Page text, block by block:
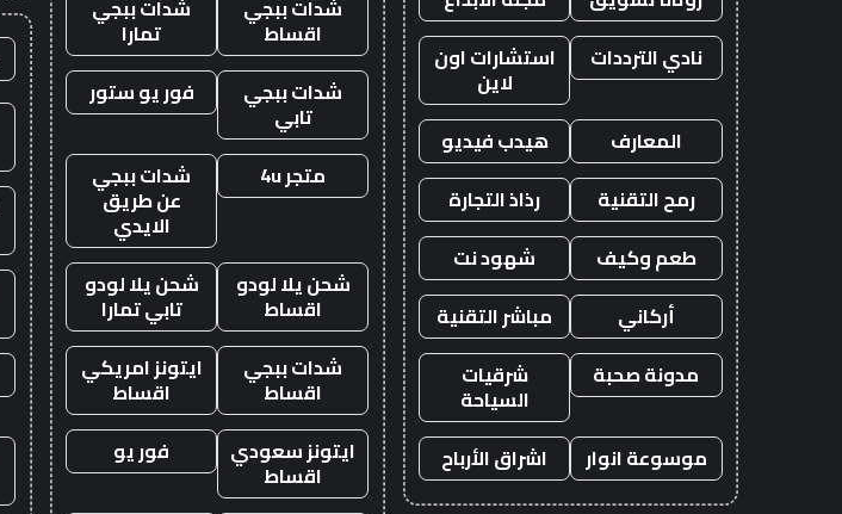
نادي الترددات
استشارات اون
لاين
المعارف
هيدب فيديو
رمح التقنية
رذاذ التجارة
طعم وكيف
شهود نت
أركاني
مباشر التقنية
مدونة صحبة
شرقيات
السياحة
موسوعة انوار
اشراق الأرباح
شدات ببجي
اقساط
شدات ببجي
تمارا
شدات ببجي
تابي
فور يو ستور
متجر 4u شدات ببجي
عن طريق
الايدي
شحن يلا لودو
اقساط
شحن يلا لودو
تابي تمارا
شدات ببجي
اقساط
ايتونز امريكي
اقساط
ايتونز سعودي
اقساط
فور يو